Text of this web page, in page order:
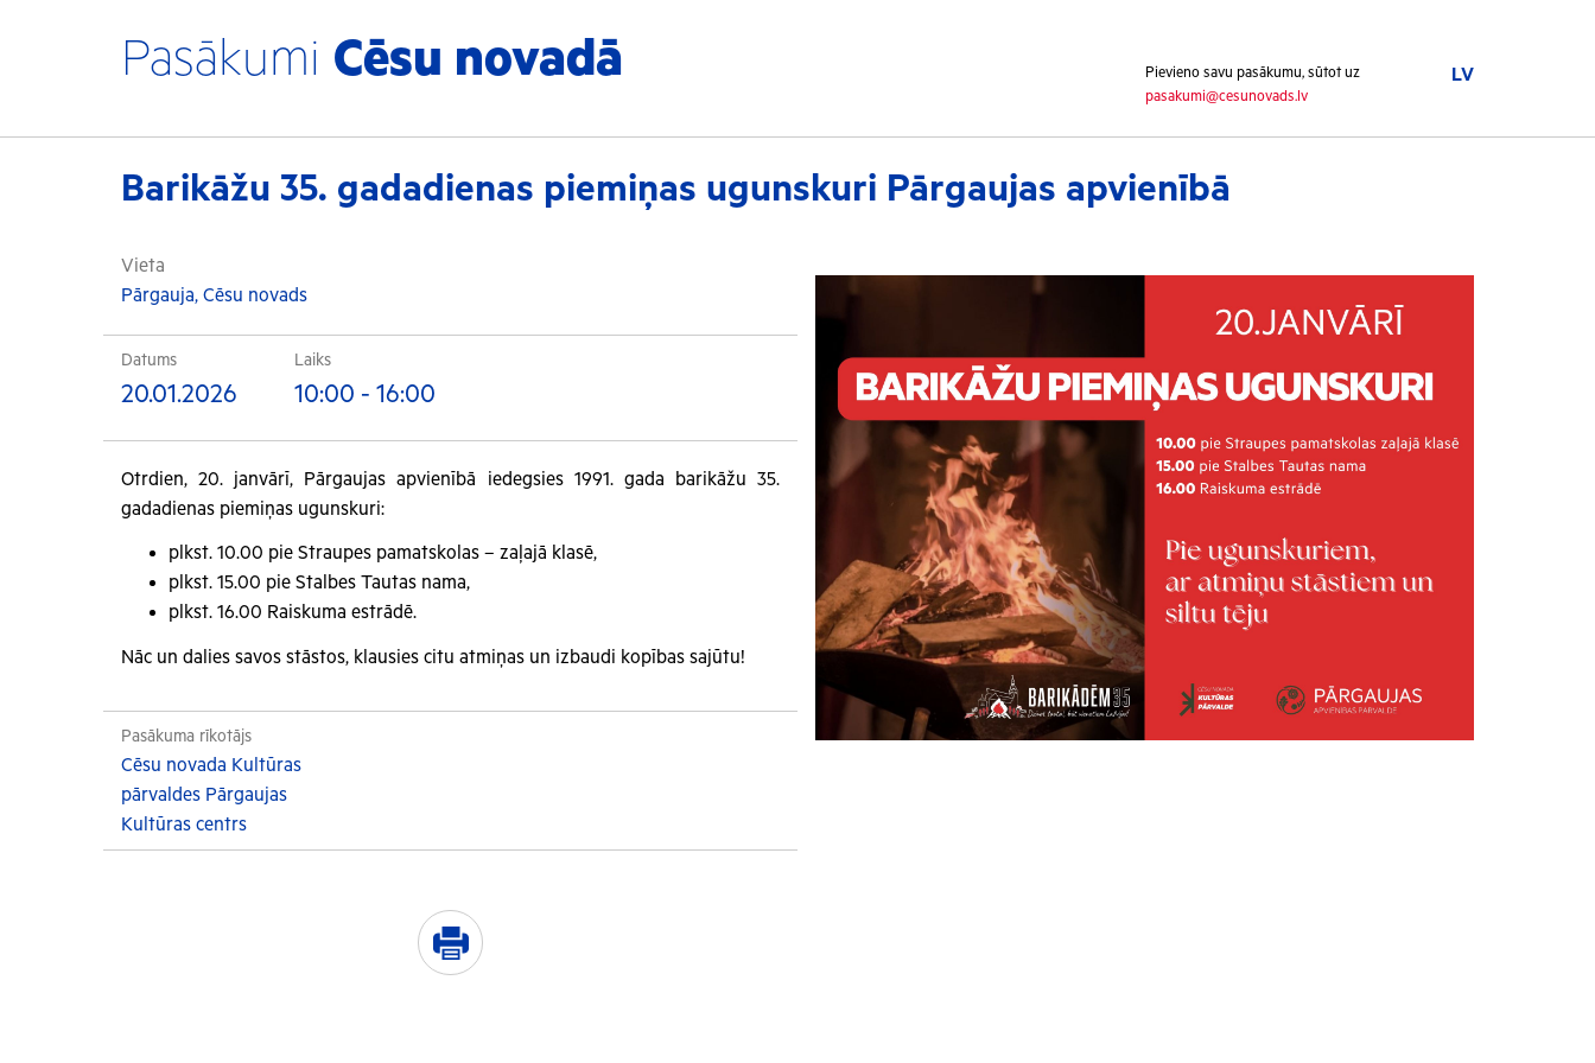
Pasākumi Cēsu novadā LV
Pievieno savu pasākumu, sūtot uz
pasakumi@cesunovads.lv
Barikāžu 35. gadadienas piemiņas ugunskuri Pārgaujas apvienībā
Vieta
Pārgauja, Cēsu novads
Datums
20.01.2026
Laiks
10:00 - 16:00
Otrdien, 20. janvārī, Pārgaujas apvienībā iedegsies 1991. gada barikāžu 35.
gadadienas piemiņas ugunskuri:
plkst. 10.00 pie Straupes pamatskolas – zaļajā klasē,
plkst. 15.00 pie Stalbes Tautas nama,
plkst. 16.00 Raiskuma estrādē.
Nāc un dalies savos stāstos, klausies citu atmiņas un izbaudi kopības sajūtu!
Pasākuma rīkotājs
Cēsu novada Kultūras
pārvaldes Pārgaujas
Kultūras centrs